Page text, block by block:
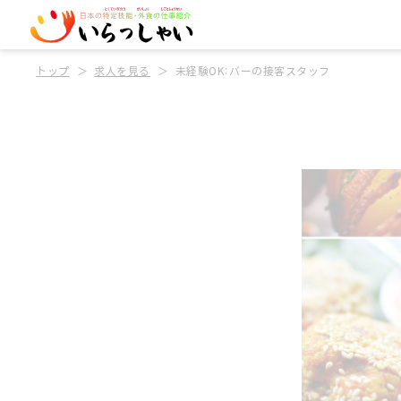
トップ 求人を見る 未経験OK：バーの接客スタッフ